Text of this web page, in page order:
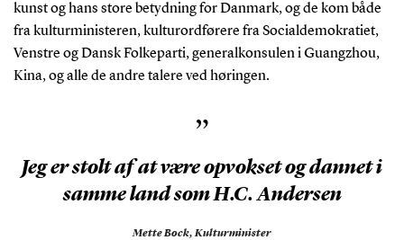
kunst og hans store betydning for Danmark, og de kom både
fra kulturministeren, kulturordførere fra Socialdemokratiet,
Venstre og Dansk Folkeparti, generalkonsulen i Guangzhou,
Kina, og alle de andre talere ved høringen.
”
Jeg er stolt af at være opvokset og dannet i
samme land som H.C. Andersen
Mette Bock,Kulturminister